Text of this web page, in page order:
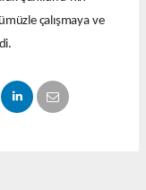
çalışmaya ve